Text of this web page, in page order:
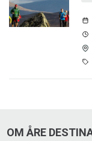
OM ÅRE